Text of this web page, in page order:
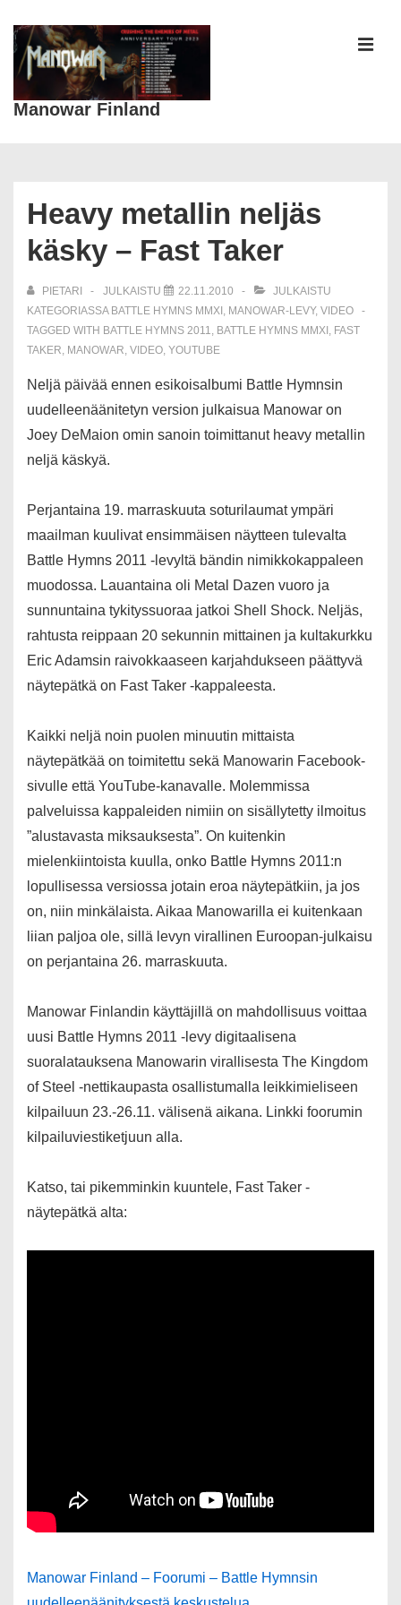
Siirry
pääsisältöön
Manowar Finland
Heavy metallin neljäs
käsky – Fast Taker
PIETARI JULKAISTU 22.11.2010
JULKAISTU
KATEGORIASSA BATTLE HYMNS MMXI , MANOWAR-LEVY, VIDEO
TAGGED WITH BATTLE HYMNS 2011, BATTLE HYMNS MMXI , FAST
TAKER, MANOWAR, VIDEO, YOUTUBE
Neljä päivää ennen esikoisalbumi Battle Hymnsin
uudelleenäänitetyn version julkaisua Manowar on
Joey DeMaion omin sanoin toimittanut heavy metallin
neljä käskyä.
Perjantaina 19. marraskuuta soturilaumat ympäri
maailman kuulivat ensimmäisen näytteen tulevalta
Battle Hymns 2011 -levyltä bändin nimikkokappaleen
muodossa. Lauantaina oli Metal Dazen vuoro ja
sunnuntaina tykityssuoraa jatkoi Shell Shock. Neljäs,
rahtusta reippaan 20 sekunnin mittainen ja kultakurkku
Eric Adamsin raivokkaaseen karjahdukseen päättyvä
näytepätkä on Fast Taker -kappaleesta.
Kaikki neljä noin puolen minuutin mittaista
näytepätkää on toimitettu sekä Manowarin Facebook-
sivulle että YouTube-kanavalle. Molemmissa
palveluissa kappaleiden nimiin on sisällytetty ilmoitus
”alustavasta miksauksesta”. On kuitenkin
mielenkiintoista kuulla, onko Battle Hymns 2011:n
lopullisessa versiossa jotain eroa näytepätkiin, ja jos
on, niin minkälaista. Aikaa Manowarilla ei kuitenkaan
liian paljoa ole, sillä levyn virallinen Euroopan-julkaisu
on perjantaina 26. marraskuuta.
Manowar Finlandin käyttäjillä on mahdollisuus voittaa
uusi Battle Hymns 2011 -levy digitaalisena
suoralatauksena Manowarin virallisesta The Kingdom
of Steel -nettikaupasta osallistumalla leikkimieliseen
kilpailuun 23.-26.11. välisenä aikana. Linkki foorumin
kilpailuviestiketjuun alla.
Katso, tai pikemminkin kuuntele, Fast Taker -
näytepätkä alta:
Manowar Finland – Foorumi – Battle Hymnsin